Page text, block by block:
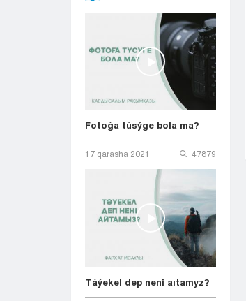
Fotoǵa túsýge bola ma?
17 qarasha 2021 47879
Táýekel dep neni aıtamyz?